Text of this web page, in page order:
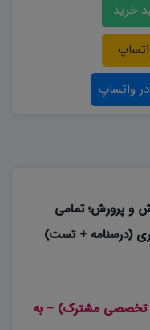
خرید
واتساپ
و پرورش؛ تمامی
(درسنامه + تست)
و تخصصی مشترک) – به